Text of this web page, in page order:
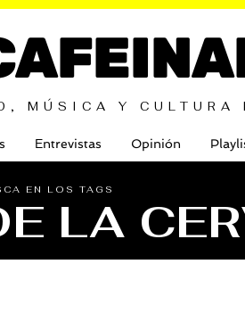
MÚSICA Y CULTURA
Entrevistas Opinión
EN LOS TAGS
LA